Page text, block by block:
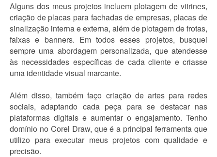
Alguns dos meus projetos incluem plotagem de vitrines,
criação de placas para fachadas de empresas, placas de
sinalização interna e externa, além de plotagem de frotas,
faixas e banners. Em todos esses projetos, busquei
sempre uma abordagem personalizada, que atendesse
às necessidades específicas de cada cliente e criasse
uma identidade visual marcante.
Além disso, também faço criação de artes para redes
sociais, adaptando cada peça para se destacar nas
plataformas digitais e aumentar o engajamento. Tenho
domínio no Corel Draw, que é a principal ferramenta que
utilizo para executar meus projetos com qualidade e
precisão.